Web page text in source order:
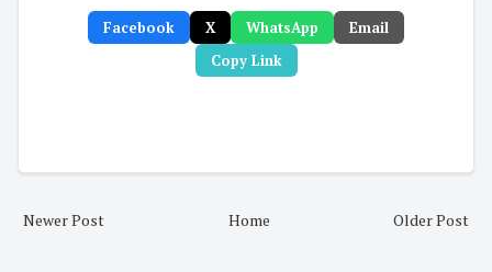
Facebook X WhatsApp
Email
Copy Link
Newer Post Older Post
Home